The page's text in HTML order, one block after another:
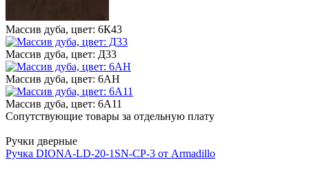
Массив дуба, цвет: 6К43
Массив дуба, цвет: Д33
Массив дуба, цвет: 6АН
Массив дуба, цвет: 6А11
Сопутствующие товары за отдельную плату
Ручки дверные
Ручка DIONA-LD-20-1SN-CP-3 от Armadillo